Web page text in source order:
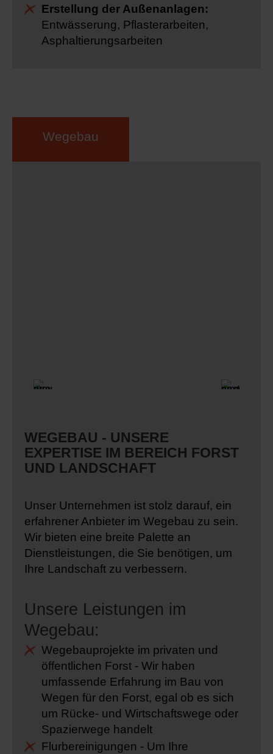
Erstellung der Außenanlagen:
Entwässerung, Pflasterarbeiten,
Asphaltierungsarbeiten
Wegebau
WEGEBAU - UNSERE
EXPERTISE IM BEREICH FORST
UND LANDSCHAFT
Unser Unternehmen ist stolz darauf, ein
erfahrener Anbieter im Wegebau zu sein.
Wir bieten eine breite Palette an
Dienstleistungen, die Sie benötigen, um
Ihre Landschaft zu verbessern.
Unsere Leistungen im
Wegebau:
Wegebauprojekte im privaten und
öffentlichen Forst - Wir haben
umfassende Erfahrung im Bau von
Wegen für den Forst, egal ob es sich
um Rücke- und Wirtschaftswege oder
Spazierwege handelt
Flurbereinigungen - Um Ihre